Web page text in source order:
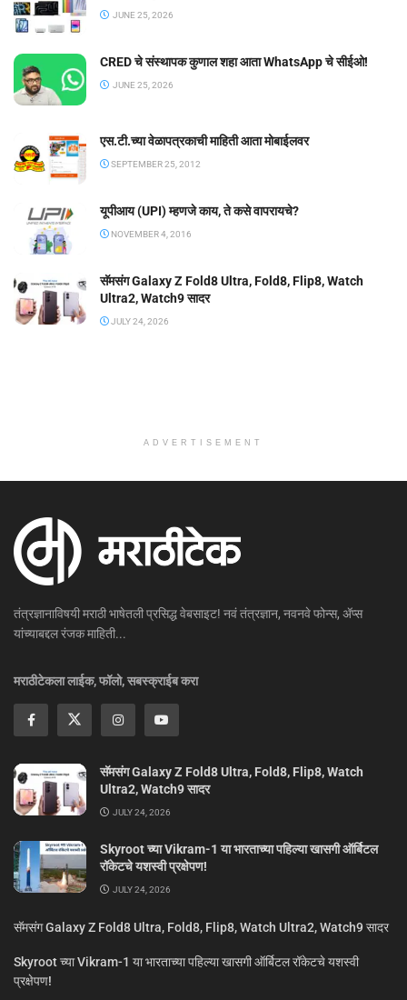
JUNE 25, 2026
CRED चे संस्थापक कुणाल शहा आता WhatsApp चे सीईओ!
JUNE 25, 2026
एस.टी.च्या वेळापत्रकाची माहिती आता मोबाईलवर
SEPTEMBER 25, 2012
यूपीआय (UPI) म्हणजे काय, ते कसे वापरायचे?
NOVEMBER 4, 2016
सॅमसंग Galaxy Z Fold8 Ultra, Fold8, Flip8, Watch
Ultra2, Watch9 सादर
JULY 24, 2026
ADVERTISEMENT
तंत्रज्ञानाविषयी मराठी भाषेतली प्रसिद्ध वेबसाइट! नवं तंत्रज्ञान, नवनवे फोन्स, ॲप्स
यांच्याबद्दल रंजक माहिती...
मराठीटेकला लाईक, फॉलो, सबस्क्राईब करा
सॅमसंग Galaxy Z Fold8 Ultra, Fold8, Flip8, Watch
Ultra2, Watch9 सादर
JULY 24, 2026
Skyroot च्या Vikram-1 या भारताच्या पहिल्या खासगी ऑर्बिटल
रॉकेटचे यशस्वी प्रक्षेपण!
JULY 24, 2026
सॅमसंग Galaxy Z Fold8 Ultra, Fold8, Flip8, Watch Ultra2, Watch9 सादर
Skyroot च्या Vikram-1 या भारताच्या पहिल्या खासगी ऑर्बिटल रॉकेटचे यशस्वी
प्रक्षेपण!